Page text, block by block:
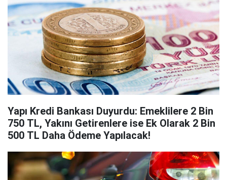
Yapı Kredi Bankası Duyurdu: Emeklilere 2 Bin
750 TL, Yakını Getirenlere ise Ek Olarak 2 Bin
500 TL Daha Ödeme Yapılacak!